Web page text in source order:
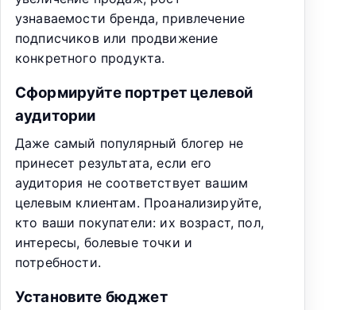
узнаваемости бренда, привлечение
подписчиков или продвижение
конкретного продукта.
Сформируйте портрет целевой
аудитории
Даже самый популярный блогер не
принесет результата, если его
аудитория не соответствует вашим
целевым клиентам. Проанализируйте,
кто ваши покупатели: их возраст, пол,
интересы, болевые точки и
потребности.
Установите бюджет